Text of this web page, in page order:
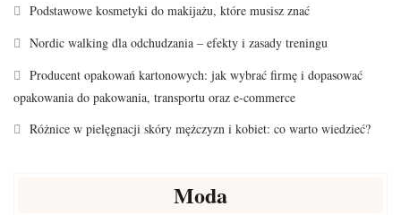
Podstawowe kosmetyki do makijażu, które musisz znać
Nordic walking dla odchudzania – efekty i zasady treningu
Producent opakowań kartonowych: jak wybrać firmę i dopasować
opakowania do pakowania, transportu oraz e-commerce
Różnice w pielęgnacji skóry mężczyzn i kobiet: co warto wiedzieć?
Moda